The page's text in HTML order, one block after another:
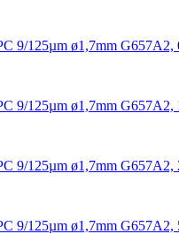
9/125µm ø1,7mm G657A2,
9/125µm ø1,7mm G657A2,
9/125µm ø1,7mm G657A2,
9/125µm ø1,7mm G657A2,